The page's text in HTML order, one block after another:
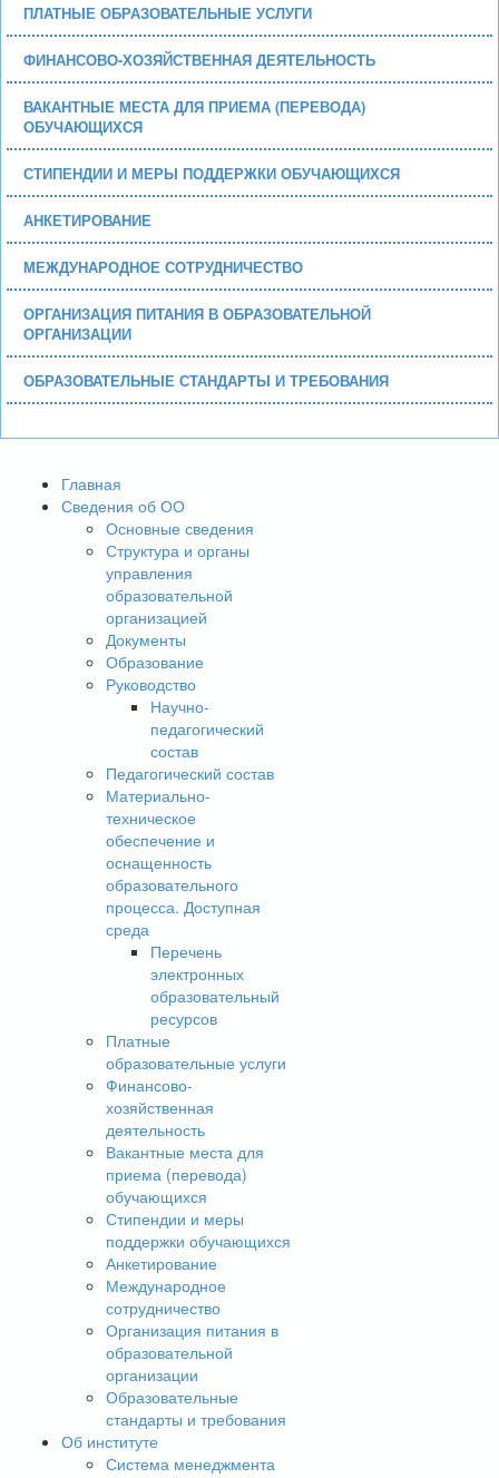
ПЛАТНЫЕ ОБРАЗОВАТЕЛЬНЫЕ УСЛУГИ
ФИНАНСОВО-ХОЗЯЙСТВЕННАЯ ДЕЯТЕЛЬНОСТЬ
ВАКАНТНЫЕ МЕСТА ДЛЯ ПРИЕМА (ПЕРЕВОДА)
ОБУЧАЮЩИХСЯ
СТИПЕНДИИ И МЕРЫ ПОДДЕРЖКИ ОБУЧАЮЩИХСЯ
АНКЕТИРОВАНИЕ
МЕЖДУНАРОДНОЕ СОТРУДНИЧЕСТВО
ОРГАНИЗАЦИЯ ПИТАНИЯ В ОБРАЗОВАТЕЛЬНОЙ
ОРГАНИЗАЦИИ
ОБРАЗОВАТЕЛЬНЫЕ СТАНДАРТЫ И ТРЕБОВАНИЯ
Главная
Сведения об ОО
Основные сведения
Структура и органы
управления
образовательной
организацией
Документы
Образование
Руководство
Научно-
педагогический
состав
Педагогический состав
Материально-
техническое
обеспечение и
оснащенность
образовательного
процесса. Доступная
среда
Перечень
электронных
образовательный
ресурсов
Платные
образовательные услуги
Финансово-
хозяйственная
деятельность
Вакантные места для
приема (перевода)
обучающихся
Стипендии и меры
поддержки обучающихся
Анкетирование
Международное
сотрудничество
Организация питания в
образовательной
организации
Образовательные
стандарты и требования
Об институте
Система менеджмента